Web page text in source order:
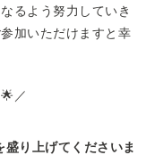
るよう努力していき
加いただけますと幸
／
り上げてくださいま